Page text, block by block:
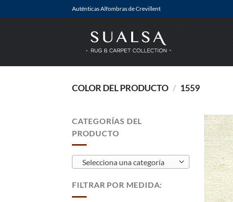
al
Auténticas Alfombras de Crevillent
COLOR DEL PRODUCTO / 1559
CATEGORÍAS DEL
PRODUCTO
Selecciona una categoría
FILTRAR POR MEDIDA: